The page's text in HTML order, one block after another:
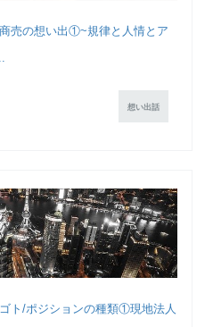
売の想い出①~規律と人情とア
想い出話
ト/ポジションの種類①現地法人